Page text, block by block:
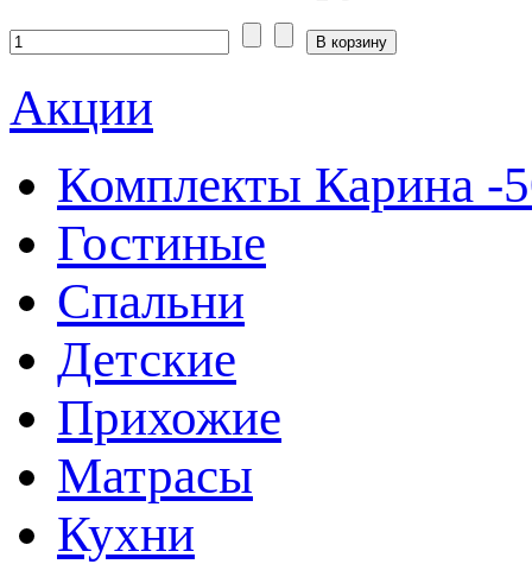
Акции
Комплекты Карина -
Гостиные
Спальни
Детские
Прихожие
Матрасы
Кухни